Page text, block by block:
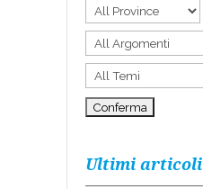
Ultimi articoli